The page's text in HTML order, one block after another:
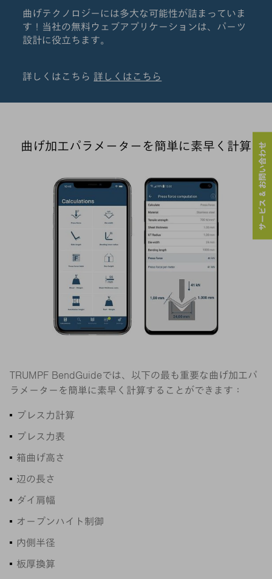
曲げテクノロジーには多大な可能性が詰まっていま
す！当社の無料ウェブアプリケーションは、パーツ
設計に役立ちます。
詳しくはこちら 詳しくはこちら
曲げ加工パラメーターを簡単に素早く計算
TRUMPF BendGuideでは、以下の最も重要な曲げ加工パ
ラメーターを簡単に素早く計算することができます：
プレス力計算
プレス力表
箱曲げ高さ
辺の長さ
ダイ肩幅
オープンハイト制御
内側半径
板厚換算
サービス & お問い合わせ